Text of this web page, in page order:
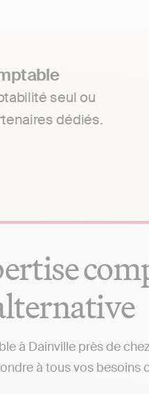
seul ou
dédiés.
à Dainville près de
à tous vos